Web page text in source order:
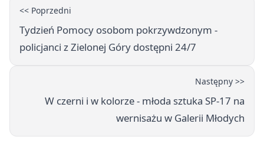
<< Poprzedni
Tydzień Pomocy osobom pokrzywdzonym -
policjanci z Zielonej Góry dostępni 24/7
Następny >>
W czerni i w kolorze - młoda sztuka SP-17 na
wernisażu w Galerii Młodych